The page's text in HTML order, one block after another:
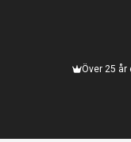
Över 25 år